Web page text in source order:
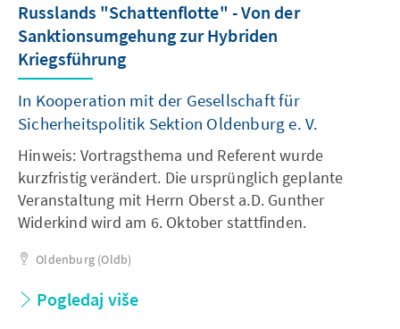
Russlands "Schattenflotte" - Von der
Sanktionsumgehung zur Hybriden
Kriegsführung
In Kooperation mit der Gesellschaft für
Sicherheitspolitik Sektion Oldenburg e. V.
Hinweis: Vortragsthema und Referent wurde
kurzfristig verändert. Die ursprünglich geplante
Veranstaltung mit Herrn Oberst a.D. Gunther
Widerkind wird am 6. Oktober stattfinden.
Oldenburg (Oldb)
Pogledaj više